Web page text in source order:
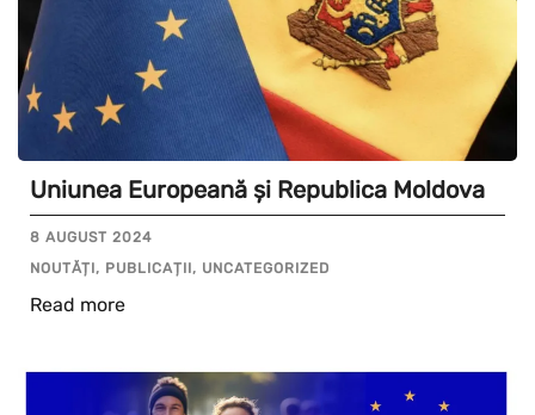
Uniunea Europeană și Republica Moldova
8 AUGUST 2024
NOUTĂȚI, PUBLICAȚII, UNCATEGORIZED
Read more